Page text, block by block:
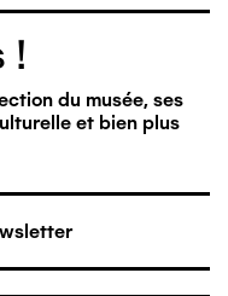
!
du musée, ses
et bien plus